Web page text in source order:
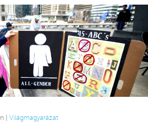
| Világmagyarázat